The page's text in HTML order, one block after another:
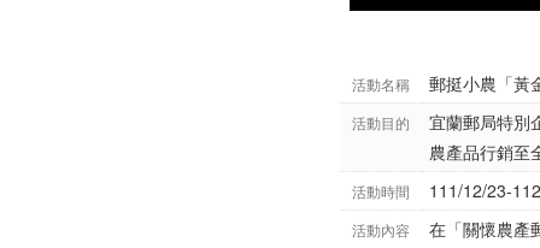
活動名稱 郵挺小農「黃
活動目的
宜蘭郵局特別
農產品行銷至
活動時間 111/12/23-
活動內容
在「關懷農產